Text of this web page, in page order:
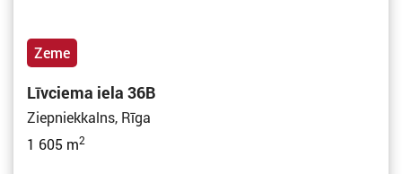
Zeme
Līvciema iela 36B
Ziepniekkalns, Rīga
1 605 m2